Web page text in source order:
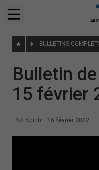
BULLETINS
Bulletin
15 février
TVA Abitibi 16 février 2022